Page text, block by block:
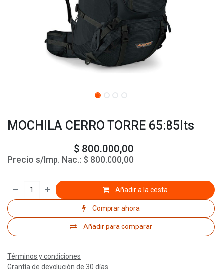
MOCHILA CERRO TORRE 65:85lts
$ 800.000,00
Precio s/Imp. Nac.: $ 800.000,00
Añadir a la cesta
Comprar ahora
Añadir para comparar
Términos y condiciones
Grantía de devolución de 30 días